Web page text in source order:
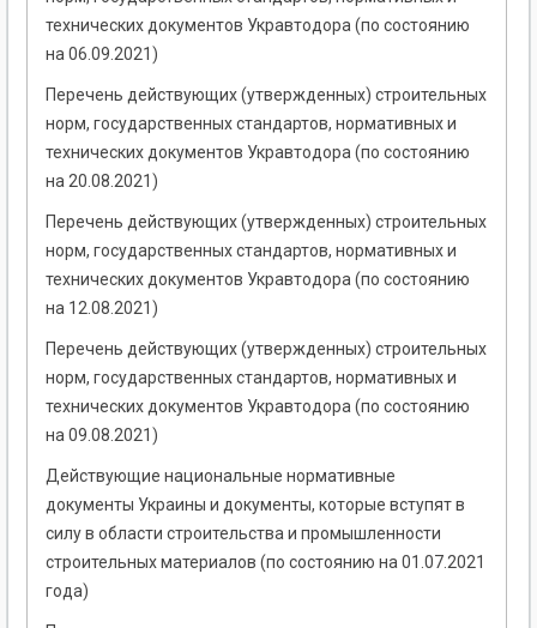
технических документов Укравтодора (по состоянию
на 06.09.2021)
Перечень действующих (утвержденных) строительных
норм, государственных стандартов, нормативных и
технических документов Укравтодора (по состоянию
на 20.08.2021)
Перечень действующих (утвержденных) строительных
норм, государственных стандартов, нормативных и
технических документов Укравтодора (по состоянию
на 12.08.2021)
Перечень действующих (утвержденных) строительных
норм, государственных стандартов, нормативных и
технических документов Укравтодора (по состоянию
на 09.08.2021)
Действующие национальные нормативные
документы Украины и документы, которые вступят в
силу в области строительства и промышленности
строительных материалов (по состоянию на 01.07.2021
года)